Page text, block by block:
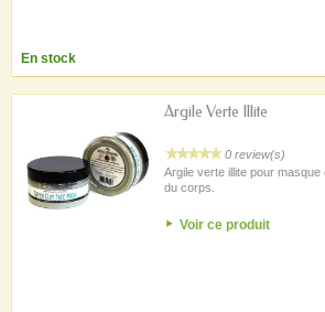
En stock
Argile Verte Illite
0 review(s)
Argile verte illite pour
du corps.
Voir ce produit